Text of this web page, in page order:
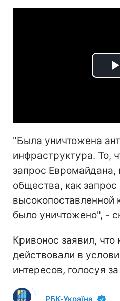
"Была уничтожена
инфраструктура. То,
запрос Евромайдана,
общества, как
высокопоставленной
было уничтожено", -
Кривонос заявил, что
действовали в
интересов, голосуя